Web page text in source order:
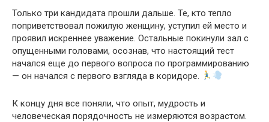
Только три кандидата прошли дальше. Те, кто тепло
поприветствовал пожилую женщину, уступил ей место и
проявил искреннее уважение. Остальные покинули зал с
опущенными головами, осознав, что настоящий тест
начался еще до первого вопроса по программированию
— он начался с первого взгляда в коридоре.
К концу дня все поняли, что опыт, мудрость и
человеческая порядочность не измеряются возрастом.